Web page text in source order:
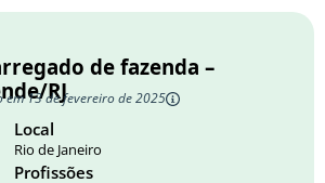
de fazenda –
RJ
em 13 de fevereiro de 2025
Local
Rio de Janeiro
Profissões